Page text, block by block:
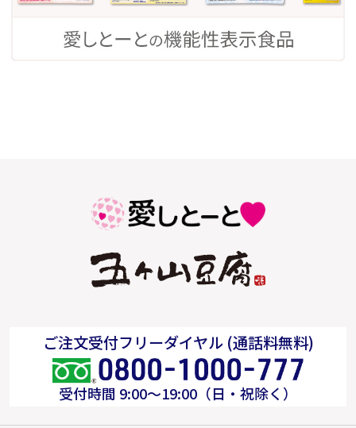
ご注文受付フリーダイヤル (通話料無料)
受付時間 9:00～19:00（日・祝除く）